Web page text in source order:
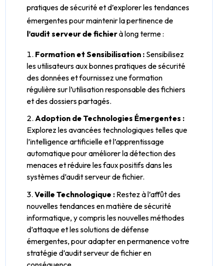
pratiques de sécurité et d’explorer les tendances
émergentes pour maintenir la pertinence de
l’audit serveur de fichierà long terme :
Formation et Sensibilisation :Sensibilisez
les utilisateurs aux bonnes pratiques de sécurité
des données et fournissez une formation
régulière sur l’utilisation responsable des fichiers
et des dossiers partagés.
Adoption de Technologies Émergentes :
Explorez les avancées technologiques telles que
l’intelligence artificielle et l’apprentissage
automatique pour améliorer la détection des
menaces et réduire les faux positifs dans les
systèmes d’audit serveur de fichier.
Veille Technologique :Restez à l’affût des
nouvelles tendances en matière de sécurité
informatique, y compris les nouvelles méthodes
d’attaque et les solutions de défense
émergentes, pour adapter en permanence votre
stratégie d’audit serveur de fichier en